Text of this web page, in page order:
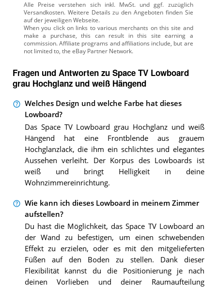
Alle Preise verstehen sich inkl. MwSt. und ggf. zuzüglich
Versandkosten. Weitere Details zu den Angeboten finden Sie
auf der jeweiligen Webseite.
Fragen und Antworten zu Space TV Lowboard
grau Hochglanz und weiß Hängend
Welches Design und welche Farbe hat dieses
Lowboard?
Das Space TV Lowboard grau Hochglanz und weiß
Hängend hat eine Frontblende aus grauem
Hochglanzlack, die ihm ein schlichtes und elegantes
Aussehen verleiht. Der Korpus des Lowboards ist
weiß und bringt Helligkeit in deine
Wohnzimmereinrichtung.
Wie kann ich dieses Lowboard in meinem Zimmer
aufstellen?
Du hast die Möglichkeit, das Space TV Lowboard an
der Wand zu befestigen, um einen schwebenden
Effekt zu erzielen, oder es mit den mitgelieferten
Füßen auf den Boden zu stellen. Dank dieser
Flexibilität kannst du die Positionierung je nach
deinen Vorlieben und deiner Raumaufteilung